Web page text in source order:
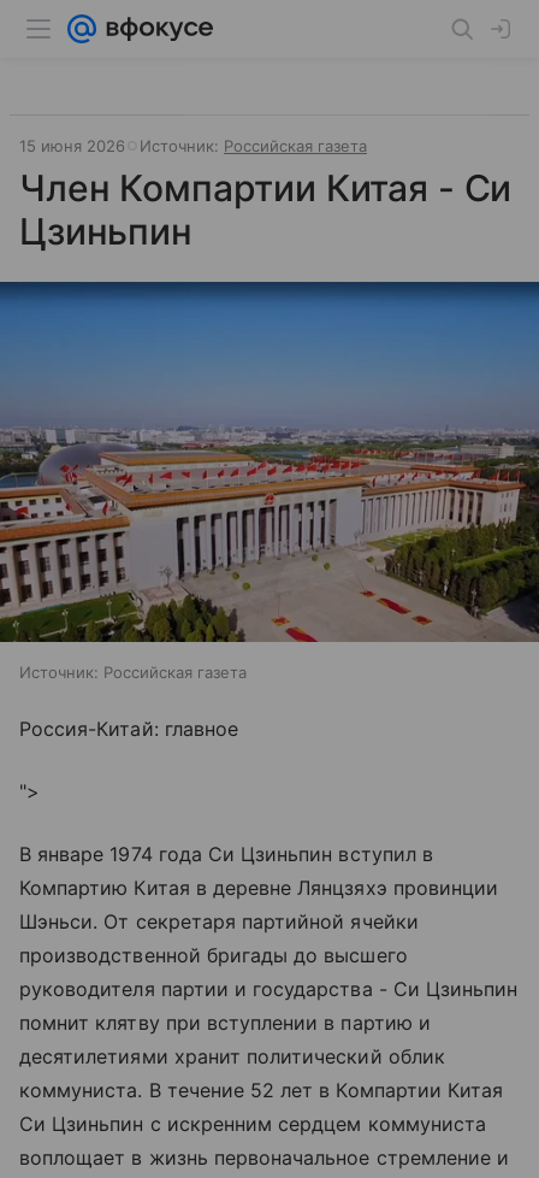
15 июня 2026 Источник: Российская газета
Член Компартии Китая - Си
Цзиньпин
Источник: Российская газета
Россия-Китай: главное
">
В январе 1974 года Си Цзиньпин вступил в
Компартию Китая в деревне Лянцзяхэ провинции
Шэньси. От секретаря партийной ячейки
производственной бригады до высшего
руководителя партии и государства - Си Цзиньпин
помнит клятву при вступлении в партию и
десятилетиями хранит политический облик
коммуниста. В течение 52 лет в Компартии Китая
Си Цзиньпин с искренним сердцем коммуниста
воплощает в жизнь первоначальное стремление и